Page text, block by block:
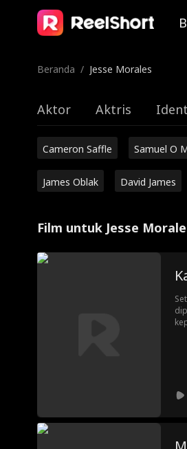
Beranda / Jesse Morales
Aktor Aktris
Cameron Saffle Samuel O
James Oblak David James
Film untuk Jesse